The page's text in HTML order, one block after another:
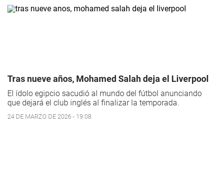
Tras nueve años, Mohamed Salah deja el Liverpool
El ídolo egipcio sacudió al mundo del fútbol anunciando
que dejará el club inglés al finalizar la temporada.
24 DE MARZO DE 2026 - 19:08